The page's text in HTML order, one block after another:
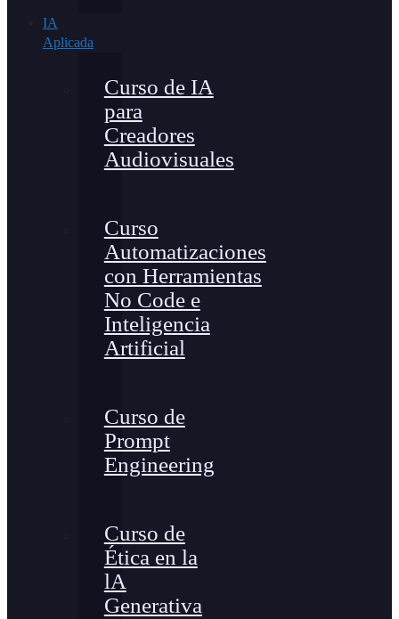
IA
Aplicada
Curso de IA
para
Creadores
Audiovisuales
Curso
Automatizaciones
con Herramientas
No Code e
Inteligencia
Artificial
Curso de
Prompt
Engineering
Curso de
Ética en la
lA
Generativa